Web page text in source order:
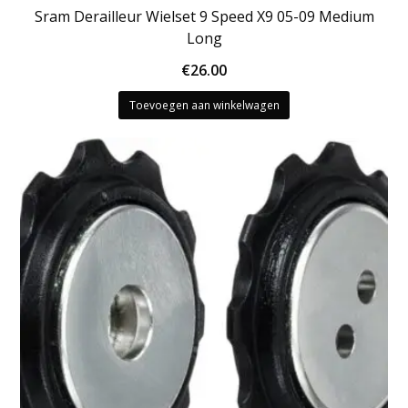
Sram Derailleur Wielset 9 Speed X9 05-09 Medium
Long
€26.00
Toevoegen aan winkelwagen